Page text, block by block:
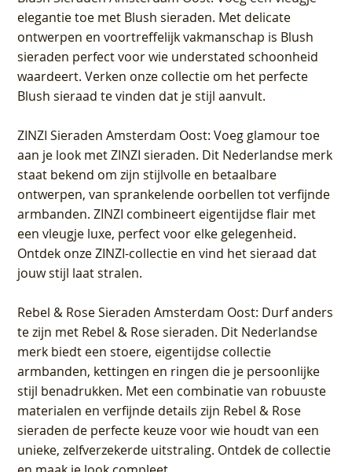
elegantie toe met Blush sieraden. Met delicate
ontwerpen en voortreffelijk vakmanschap is Blush
sieraden perfect voor wie understated schoonheid
waardeert. Verken onze collectie om het perfecte
Blush sieraad te vinden dat je stijl aanvult.
ZINZI Sieraden Amsterdam Oost: Voeg glamour toe
aan je look met ZINZI sieraden. Dit Nederlandse merk
staat bekend om zijn stijlvolle en betaalbare
ontwerpen, van sprankelende oorbellen tot verfijnde
armbanden. ZINZI combineert eigentijdse flair met
een vleugje luxe, perfect voor elke gelegenheid.
Ontdek onze ZINZI-collectie en vind het sieraad dat
jouw stijl laat stralen.
Rebel & Rose Sieraden Amsterdam Oost: Durf anders
te zijn met Rebel & Rose sieraden. Dit Nederlandse
merk biedt een stoere, eigentijdse collectie
armbanden, kettingen en ringen die je persoonlijke
stijl benadrukken. Met een combinatie van robuuste
materialen en verfijnde details zijn Rebel & Rose
sieraden de perfecte keuze voor wie houdt van een
unieke, zelfverzekerde uitstraling. Ontdek de collectie